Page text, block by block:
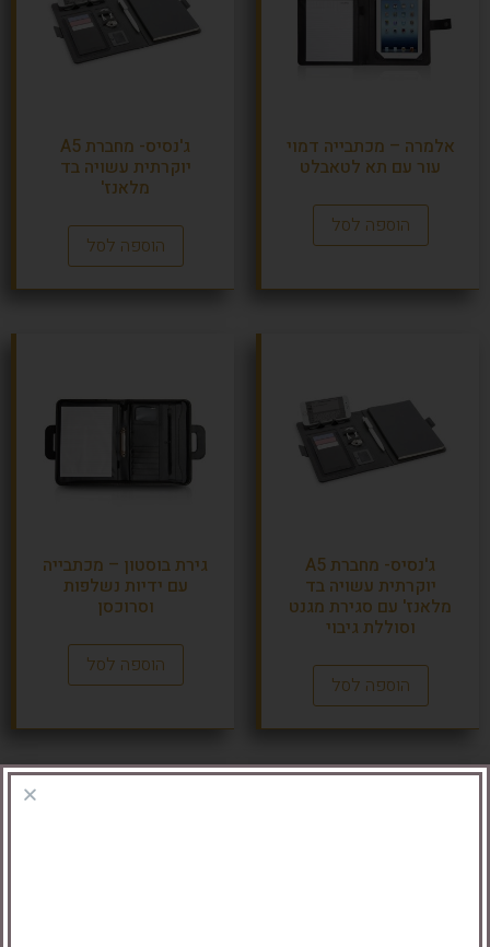
אלמרה – מכתבייה דמוי
עור עם תא לטאבלט
הוספה לסל
ג'נסיס- מחברת A5
יוקרתית עשויה בד
מלאנז'
הוספה לסל
ג'נסיס- מחברת A5
יוקרתית עשויה בד
מלאנז' עם סגירת מגנט
וסוללת גיבוי
הוספה לסל
גירת בוסטון – מכתבייה
עם ידיות נשלפות
וסרוכסן
הוספה לסל